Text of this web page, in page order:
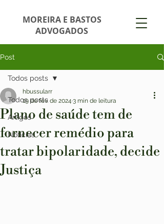
MOREIRA E BASTOS
ADVOGADOS
Post
Todos posts
Artigos
Notícias
Todos posts
Plano de saúde tem de
fornecer remédio para
tratar bipolaridade, decide
Justiça
hbussularr
19 de fev. de 2024 3 min de leitura